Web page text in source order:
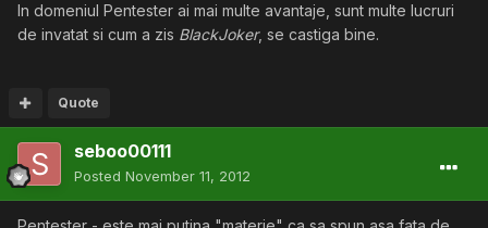
In domeniul Pentester ai mai multe avantaje, sunt multe lucruri
de invatat si cum a zis BlackJoker, se castiga bine.
Quote
seboo00111
Posted November 11, 2012